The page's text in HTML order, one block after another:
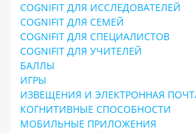
COGNIFIT ДЛЯ ИССЛЕДОВАТЕЛЕЙ
COGNIFIT ДЛЯ СЕМЕЙ
COGNIFIT ДЛЯ СПЕЦИАЛИСТОВ
COGNIFIT ДЛЯ УЧИТЕЛЕЙ
БАЛЛЫ
ИГРЫ
ИЗВЕЩЕНИЯ И ЭЛЕКТРОННАЯ
КОГНИТИВНЫЕ СПОСОБНОСТИ
МОБИЛЬНЫЕ ПРИЛОЖЕНИЯ